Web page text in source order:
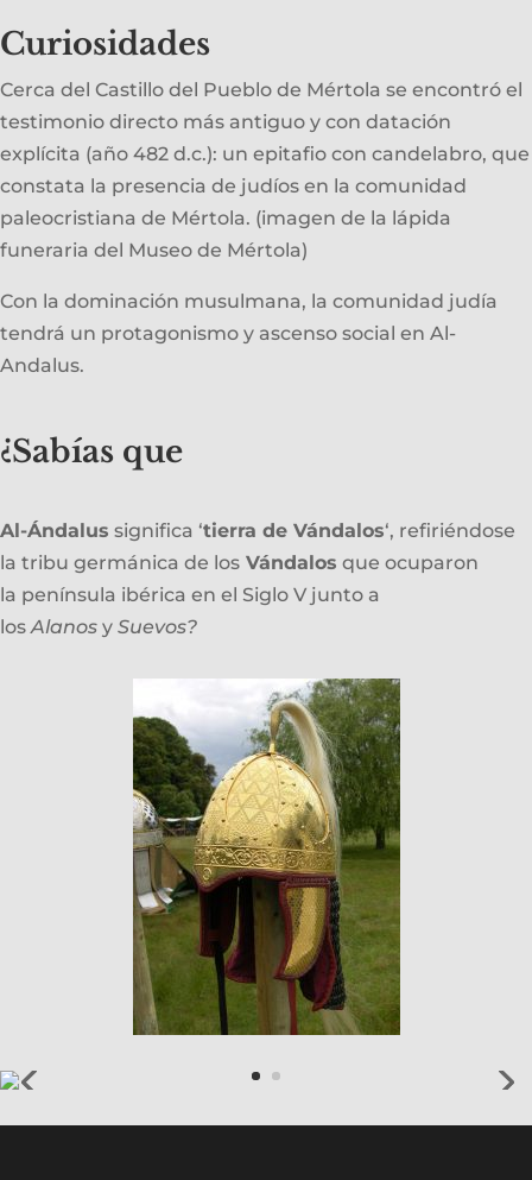
Curiosidades
Cerca del Castillo del Pueblo de Mértola se encontró el
testimonio directo más antiguo y con datación
explícita (año 482 d.c.): un epitafio con candelabro, que
constata la presencia de judíos en la comunidad
paleocristiana de Mértola. (imagen de la lápida
funeraria del Museo de Mértola)
Con la dominación musulmana, la comunidad judía
tendrá un protagonismo y ascenso social en Al-
Andalus.
¿Sabías que
Al-Ándalus significa ‘tierra de Vándalos‘, refiriéndose
la tribu germánica de los Vándalos que ocuparon
la península ibérica en el Siglo V junto a
losAlanos y Suevos?